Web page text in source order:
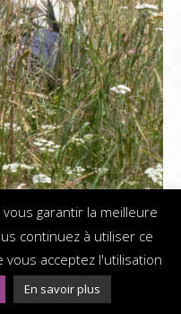
WordPress themes
- 2019
connectpositive.fr
garantir la meilleure
continuez à utiliser ce
acceptez l'utilisation
En savoir plus